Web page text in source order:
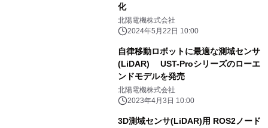
化
北陽電機株式会社
2024年5月22日 10:00
自律移動ロボットに最適な測域センサ
(LiDAR) UST-Proシリーズのローエ
ンドモデルを発売
北陽電機株式会社
2023年4月3日 10:00
3D測域センサ(LiDAR)用 ROS2ノード